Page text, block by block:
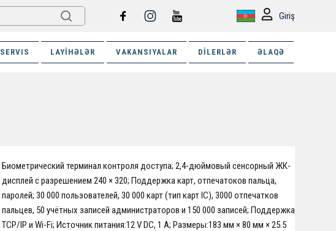
Giriş
SERVIS LAYIHƏLƏR VAKANSIYALAR DILERLƏR ƏLAQƏ
Биометрический терминал контроля доступа; 2,4-дюймовый сенсорный ЖК-
дисплей с разрешением 240 × 320; Поддержка карт, отпечатоков пальца,
паролей; 30 000 пользователей, 30 000 карт (тип карт IС), 3000 отпечатков
пальцев, 50 учётных записей администраторов и 150 000 записей; Поддержка
TCP/IP и Wi-Fi; Источник питания:12 V DC, 1 A; Размеры:183 мм × 80 мм × 25.5